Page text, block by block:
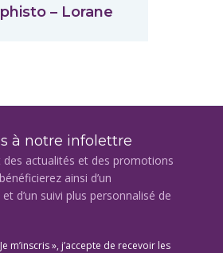
– Lorane
à notre infolettre
des actualités et des promotions
ainsi d’un
d’un suivi plus personnalisé de
m’inscris », j’accepte de recevoir les